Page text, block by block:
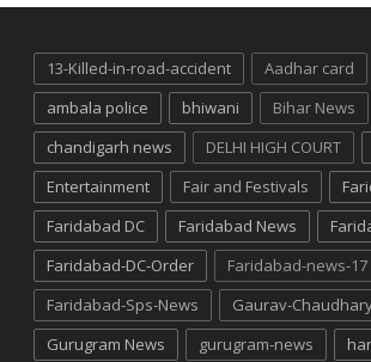
13-Killed-in-road-accident Aadhar card
ambala police
bhiwani
Bihar News
chandigarh news
DELHI HIGH COURT
Entertainment
Fair and Festivals
Faridabad DC
Faridabad News
Faridabad-DC-Order
Faridabad-news-17
Faridabad-Sps-News
Gaurav-
Gurugram News
gurugram-news